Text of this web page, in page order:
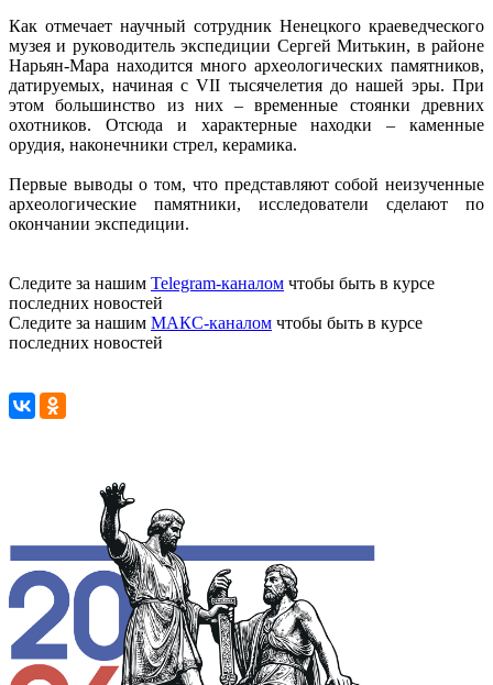
Как отмечает научный сотрудник Ненецкого краеведческого
музея и руководитель экспедиции Сергей Митькин, в районе
Нарьян-Мара находится много археологических памятников,
датируемых, начиная с VII тысячелетия до нашей эры. При
этом большинство из них – временные стоянки древних
охотников. Отсюда и характерные находки – каменные
орудия, наконечники стрел, керамика.
Первые выводы о том, что представляют собой неизученные
археологические памятники, исследователи сделают по
окончании экспедиции.
Следите за нашим Telegram-каналом чтобы быть в курсе
последних новостей
Следите за нашим МАКС-каналом чтобы быть в курсе
последних новостей